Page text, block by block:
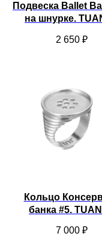
Подвеска Ballet
на шнурке.
2 650 ₽
Кольцо
банка #5.
7 000 ₽